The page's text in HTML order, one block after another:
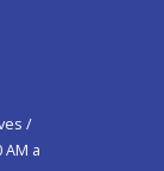
/
AM a